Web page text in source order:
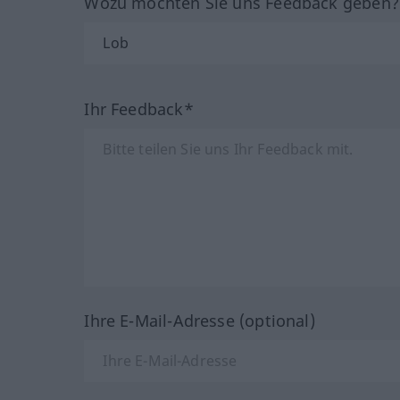
Ihr Feedback*
Ihre E-Mail-Adresse (optional)